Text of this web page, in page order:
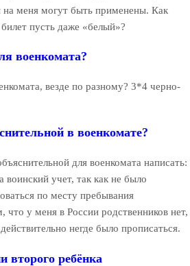
на меня могут быть применены. Как
пусть даже «белый»?
военкомата?
везде по разному? 3*4 черно-
в военкомате?
для военкомата написать:
воинский учет, так как не было
по месту пребывания
что у меня в России родственников нет,
негде было прописаться.
второго ребёнка